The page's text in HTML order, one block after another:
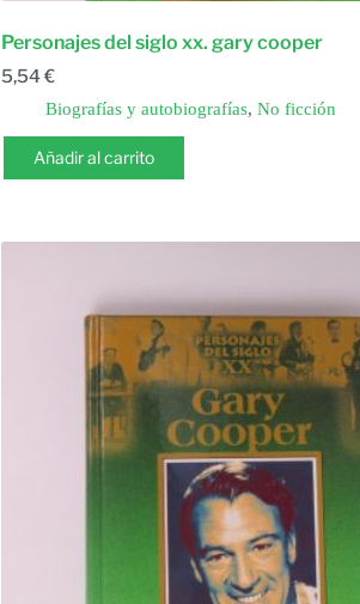
Personajes del siglo xx. gary cooper
5,54€
Biografías y autobiografías, No ficción
Añadir al carrito